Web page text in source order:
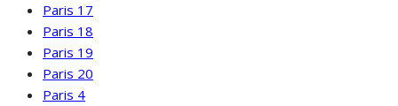
Paris 17
Paris 18
Paris 19
Paris 20
Paris 4